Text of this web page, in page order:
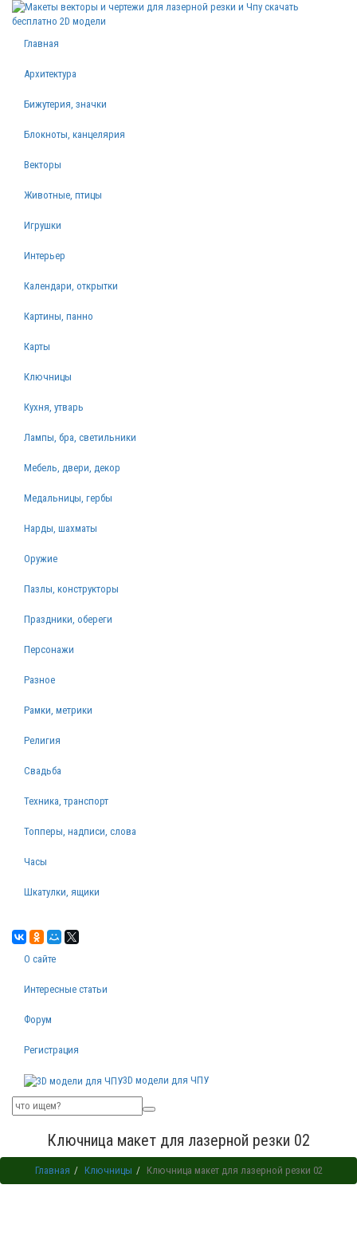
Главная
Архитектура
Бижутерия, значки
Блокноты, канцелярия
Векторы
Животные, птицы
Игрушки
Интерьер
Календари, открытки
Картины, панно
Карты
Ключницы
Кухня, утварь
Лампы, бра, светильники
Мебель, двери, декор
Медальницы, гербы
Нарды, шахматы
Оружие
Пазлы, конструкторы
Праздники, обереги
Персонажи
Разное
Рамки, метрики
Религия
Свадьба
Техника, транспорт
Топперы, надписи, слова
Часы
Шкатулки, ящики
О сайте
Интересные статьи
Форум
Регистрация
3D модели для ЧПУ
Ключница макет для лазерной резки 02
Главная Ключницы Ключница макет для лазерной резки 02